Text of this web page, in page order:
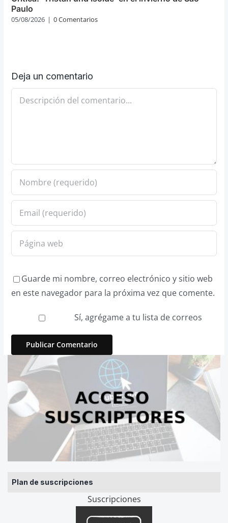
Plan de suscripciones
Suscripciones
Paulo
05/08/2026 | 0 Comentarios
Deja un comentario
Comentario
Guarde mi nombre, correo electrónico y sitio web
en este navegador para la próxima vez que comente.
Sí, agrégame a tu lista de correos